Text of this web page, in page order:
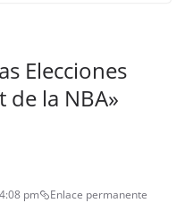
Elecciones
la NBA»
pm Enlace permanente